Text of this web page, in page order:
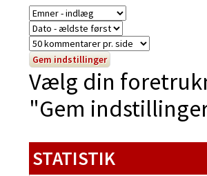
Vælg din
"Gem
STATISTIK